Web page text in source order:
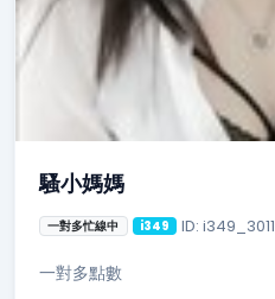
騷小媽媽
一對多忙線中 i349 ID:
一對多點數